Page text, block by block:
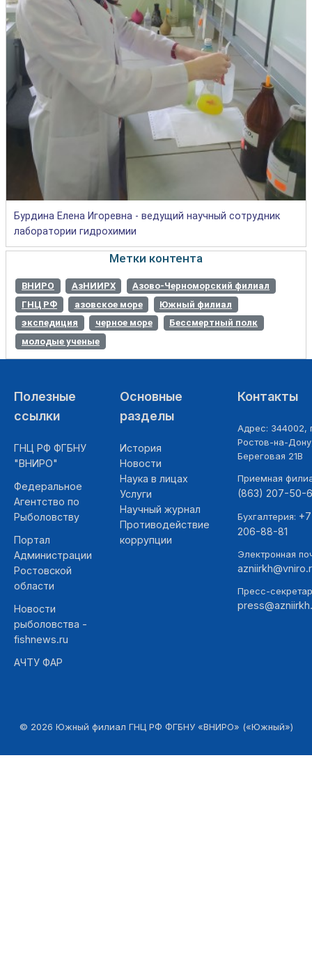
Бурдина Елена Игоревна - ведущий научный сотрудник
лаборатории гидрохимии
Метки контента
ВНИРО АзНИИРХ
Азово-Черноморский филиал
ГНЦ РФ
азовское море
Южный филиал
экспедиция
черное море
Бессмертный полк
молодые ученые
Полезные
ссылки
ГНЦ РФ ФГБНУ
"ВНИРО"
Федеральное
Агентство по
Рыболовству
Портал
Администрации
Ростовской
области
Новости
рыболовства -
fishnews.ru
АЧТУ ФАР
Основные
разделы
История
Новости
Наука в лицах
Услуги
Научный журнал
Противодействие
коррупции
Контакты
Адрес: 344002,
Ростов-на-
Береговая 21В
Приемная
(863) 207-50-
Бухгалтерия:
206-88-81
Электронная
Пресс-
© 2026 Южный филиал ГНЦ РФ ФГБНУ «ВНИРО» («Южный»)